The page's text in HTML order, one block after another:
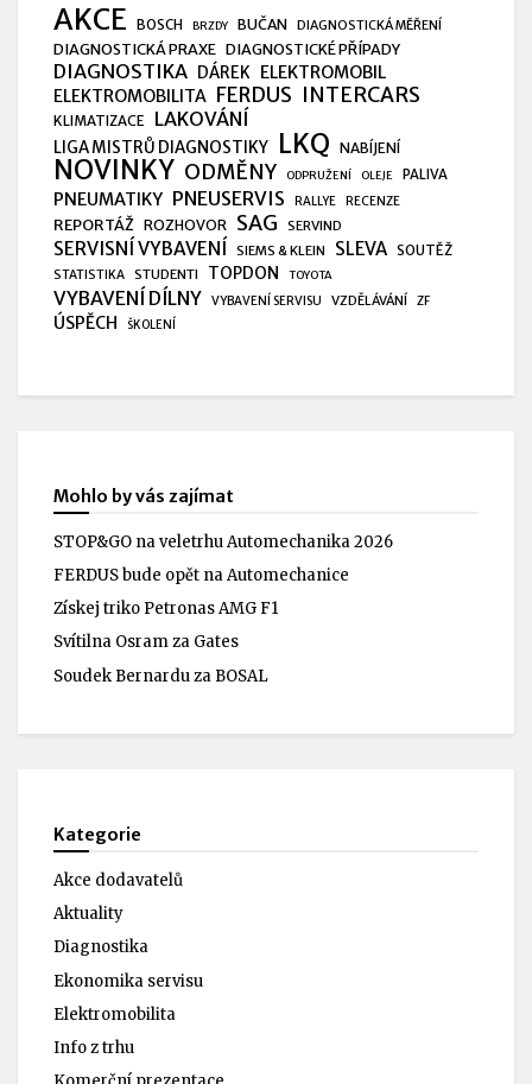
AKCE BOSCH BRZDY BUČAN DIAGNOSTICKÁ MĚŘENÍ
DIAGNOSTICKÁ PRAXE DIAGNOSTICKÉ PŘÍPADY
DIAGNOSTIKA DÁREK ELEKTROMOBIL
ELEKTROMOBILITA FERDUS INTERCARS
KLIMATIZACE LAKOVÁNÍ
LIGA MISTRŮ DIAGNOSTIKY LKQ NABÍJENÍ
NOVINKY ODMĚNY ODPRUŽENÍ OLEJE PALIVA
PNEUMATIKY PNEUSERVIS RALLYE RECENZE
REPORTÁŽ ROZHOVOR SAG SERVIND
SERVISNÍ VYBAVENÍ SIEMS & KLEIN SLEVA SOUTĚŽ
STATISTIKA STUDENTI TOPDON TOYOTA
VYBAVENÍ DÍLNY VYBAVENÍ SERVISU VZDĚLÁVÁNÍ ZF
ÚSPĚCH ŠKOLENÍ
Mohlo by vás zajímat
STOP&GO na veletrhu Automechanika 2026
FERDUS bude opět na Automechanice
Získej triko Petronas AMG F1
Svítilna Osram za Gates
Soudek Bernardu za BOSAL
Kategorie
Akce dodavatelů
Aktuality
Diagnostika
Ekonomika servisu
Elektromobilita
Info z trhu